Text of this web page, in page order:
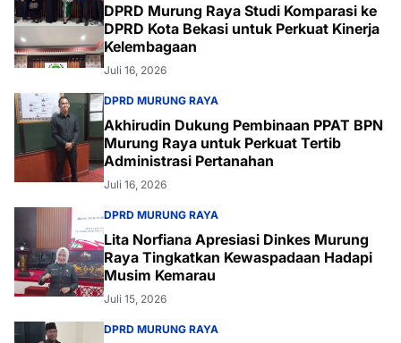
DPRD Murung Raya Studi Komparasi ke
DPRD Kota Bekasi untuk Perkuat Kinerja
Kelembagaan
Juli 16, 2026
DPRD MURUNG RAYA
Akhirudin Dukung Pembinaan PPAT BPN
Murung Raya untuk Perkuat Tertib
Administrasi Pertanahan
Juli 16, 2026
DPRD MURUNG RAYA
Lita Norfiana Apresiasi Dinkes Murung
Raya Tingkatkan Kewaspadaan Hadapi
Musim Kemarau
Juli 15, 2026
DPRD MURUNG RAYA